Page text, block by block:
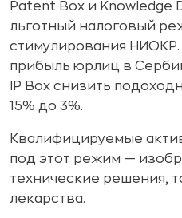
Patent Box и Knowledge
льготный налоговый
стимулирования НИОКР.
прибыль юрлиц в
IP Box снизить
15% до 3%.
Квалифицируемые
под этот режим —
технические решения,
лекарства.